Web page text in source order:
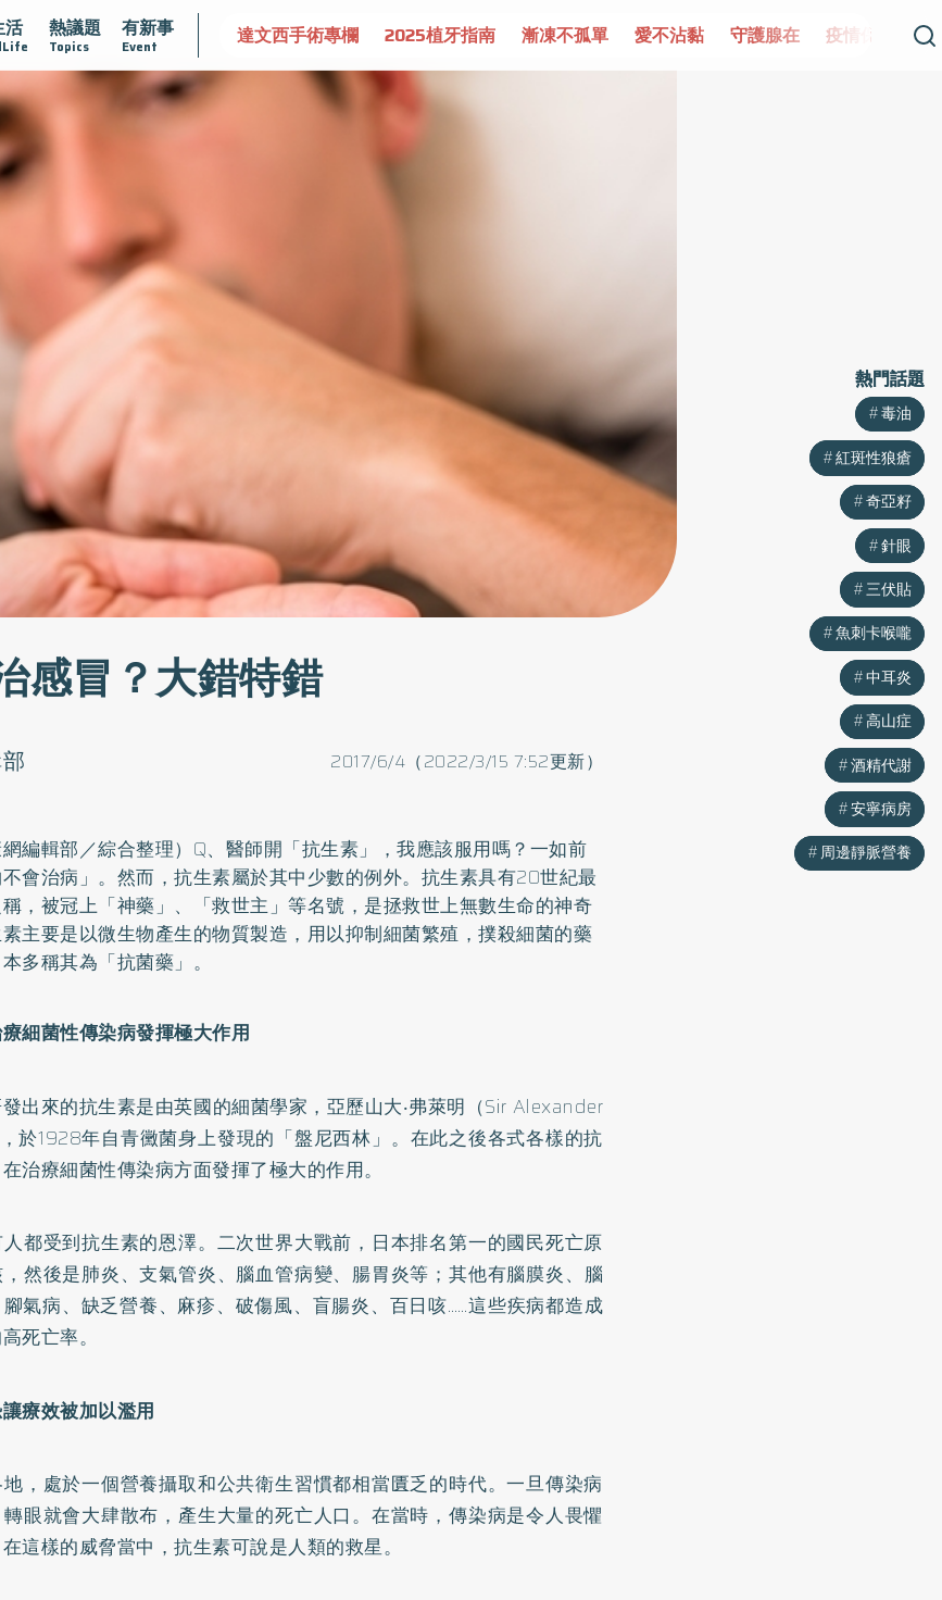
活 熱議題
Topics
有新事
Event
骼健康 達文西手術專欄 2025植牙指南 漸凍不孤單 愛不沾黏 守護腺在 疫情保衛戰 再生醫學 愛的
感冒？大錯特錯
2017/6/4（2022/3/15 7:52更新）
網編輯部／綜合整理）Q、醫師開「抗生素」，我應該服用嗎？一如前
會治病」。然而，抗生素屬於其中少數的例外。抗生素具有20世紀最
，被冠上「神藥」、「救世主」等名號，是拯救世上無數生命的神奇
主要是以微生物產生的物質製造，用以抑制細菌繁殖，撲殺細菌的藥
多稱其為「抗菌藥」。
細菌性傳染病發揮極大作用
出來的抗生素是由英國的細菌學家，亞歷山大‧弗萊明（Sir Alexander
於1928年自青黴菌身上發現的「盤尼西林」。在此之後各式各樣的抗
治療細菌性傳染病方面發揮了極大的作用。
都受到抗生素的恩澤。二次世界大戰前，日本排名第一的國民死亡原
然後是肺炎、支氣管炎、腦血管病變、 腸胃炎等；其他有腦膜炎、腦
氣病、缺乏營養、麻疹、破傷風、盲腸炎、百日咳……這些疾病都造成
死亡率。
療效被加以濫用
，處於一個營養攝取和公共衛生習慣都相當匱乏的時代。一旦傳染病
眼就會大肆散布，產生大量的死亡人口。在當時，傳染病是令人畏懼
這樣的威脅當中，抗生素可說是人類的救星。
熱門話題
毒油
紅斑性狼瘡
奇亞籽
針眼
三伏貼
魚刺卡喉嚨
中耳炎
高山症
酒精代謝
安寧病房
周邊靜脈營養
熱門話題
毒油
紅斑性狼瘡
奇亞籽
針眼
三伏貼
魚刺卡喉嚨
中耳炎
高山症
酒精代謝
安寧病房
周邊靜脈營養